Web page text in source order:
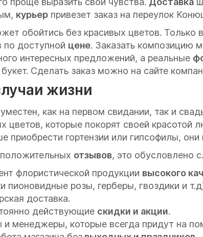
курьер привезет заказ на переулок
обойтись без красивых цветов.
по доступной цене. Заказать композицию
интересных предложений, а реальные
Сделать заказ можно на сайте
жизни
как на первом свидании, так и
цветов, которые покорят своей красотой
приобрести гортензии или гипсофилы, они
отзывов, это обусловлено
флористической продукции высокого
пионовидные розы, герберы, гвоздики и
доставка.
действующие скидки и акции.
менеджеры, которые всегда придут на